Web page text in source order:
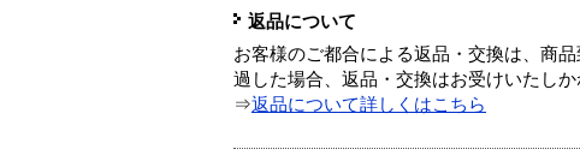
返品について
お客様のご都合による返品・交換は、商
過した場合、返品・交換はお受けいたしか
⇒返品について詳しくはこちら